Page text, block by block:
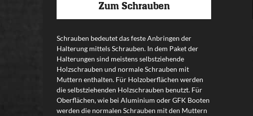
Zum Schrauben
Schrauben bedeutet das feste Anbringen der
Halterung mittels Schrauben. In dem Paket der
Halterungen sind meistens selbstziehende
Holzschrauben und normale Schrauben mit
Muttern enthalten. Für Holzoberflächen werden
die selbstziehenden Holzschrauben benutzt. Für
Oberflächen, wie bei Aluminium oder GFK Booten
werden die normalen Schrauben mit den Muttern